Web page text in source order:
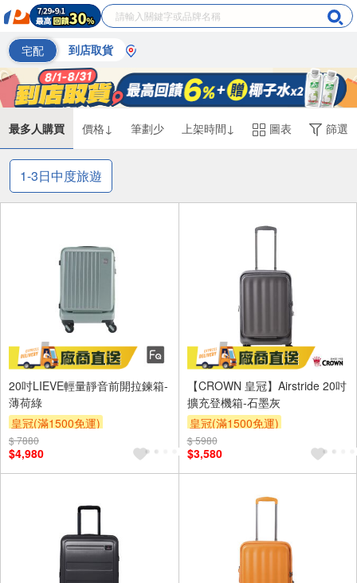
宅配 到店取貨
最多人購買 價格↓ 筆劃少 上架時間↓ 圖表 篩選
1-3日中度旅遊
20吋LIEVE輕量靜音前開拉鍊箱-
薄荷綠
皇冠(滿1500免運)
$ 7880
$4,980
【CROWN 皇冠】Airstride 20吋
擴充登機箱-石墨灰
皇冠(滿1500免運)
$ 5980
$3,580